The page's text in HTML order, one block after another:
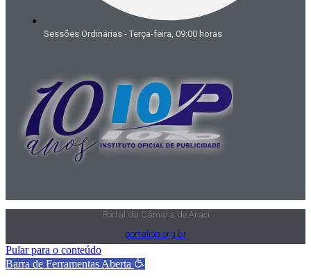
Sessões Ordinárias - Terça-feira, 09:00 horas
Portal da Câmara de Araci
portaliop.org.br
Pular para o conteúdo
Barra de Ferramentas Aberta